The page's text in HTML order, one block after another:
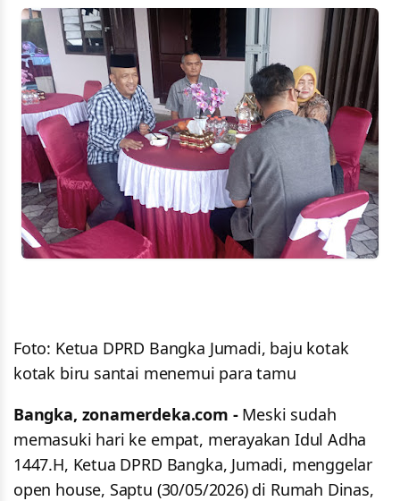
Foto: Ketua DPRD Bangka Jumadi, baju kotak
kotak biru santai menemui para tamu
Bangka, zonamerdeka.com - Meski sudah
memasuki hari ke empat, merayakan Idul Adha
1447.H, Ketua DPRD Bangka, Jumadi, menggelar
open house, Saptu (30/05/2026) di Rumah Dinas,